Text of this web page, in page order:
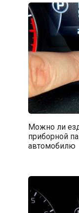
Можно ли
приборной
автомобилю